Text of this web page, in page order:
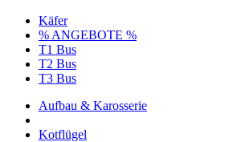
Käfer
% ANGEBOTE %
T1 Bus
T2 Bus
T3 Bus
Aufbau & Karosserie
Kotflügel